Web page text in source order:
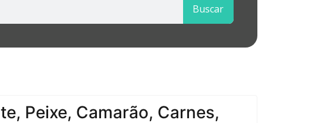
Buscar
Peixe, Camarão, Carnes,